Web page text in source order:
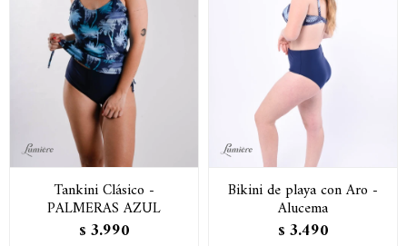
Tankini Clásico -
PALMERAS AZUL
$ 3.990
Bikini de playa con Aro -
Alucema
$ 3.490